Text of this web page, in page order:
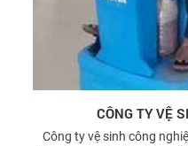
CÔNG TY VỆ
Công ty vệ sinh công